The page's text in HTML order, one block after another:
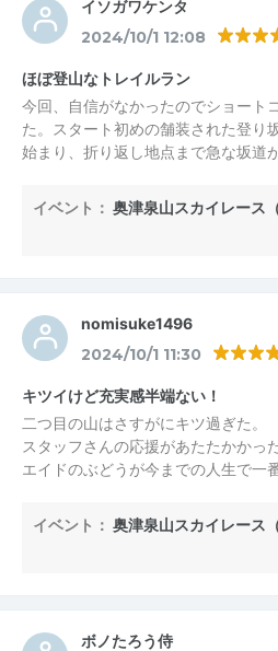
イソガワケンタ
2024/10/1 12:08
ほぼ登山なトレイルラン
今回、自信がなかったのでショート
た。スタート初めの舗装された登り
始まり、折り返し地点まで急な坂道
やすかった。結果、順位はあまり良
たので満足です。距離も10kmと短
イベント： 奥津泉山スカイレース
nomisuke1496
2024/10/1 11:30
キツイけど充実感半端ない！
二つ目の山はさすがにキツ過ぎた。
スタッフさんの応援があたたかかった
エイドのぶどうが今までの人生で一
イベント： 奥津泉山スカイレース
ボノたろう侍